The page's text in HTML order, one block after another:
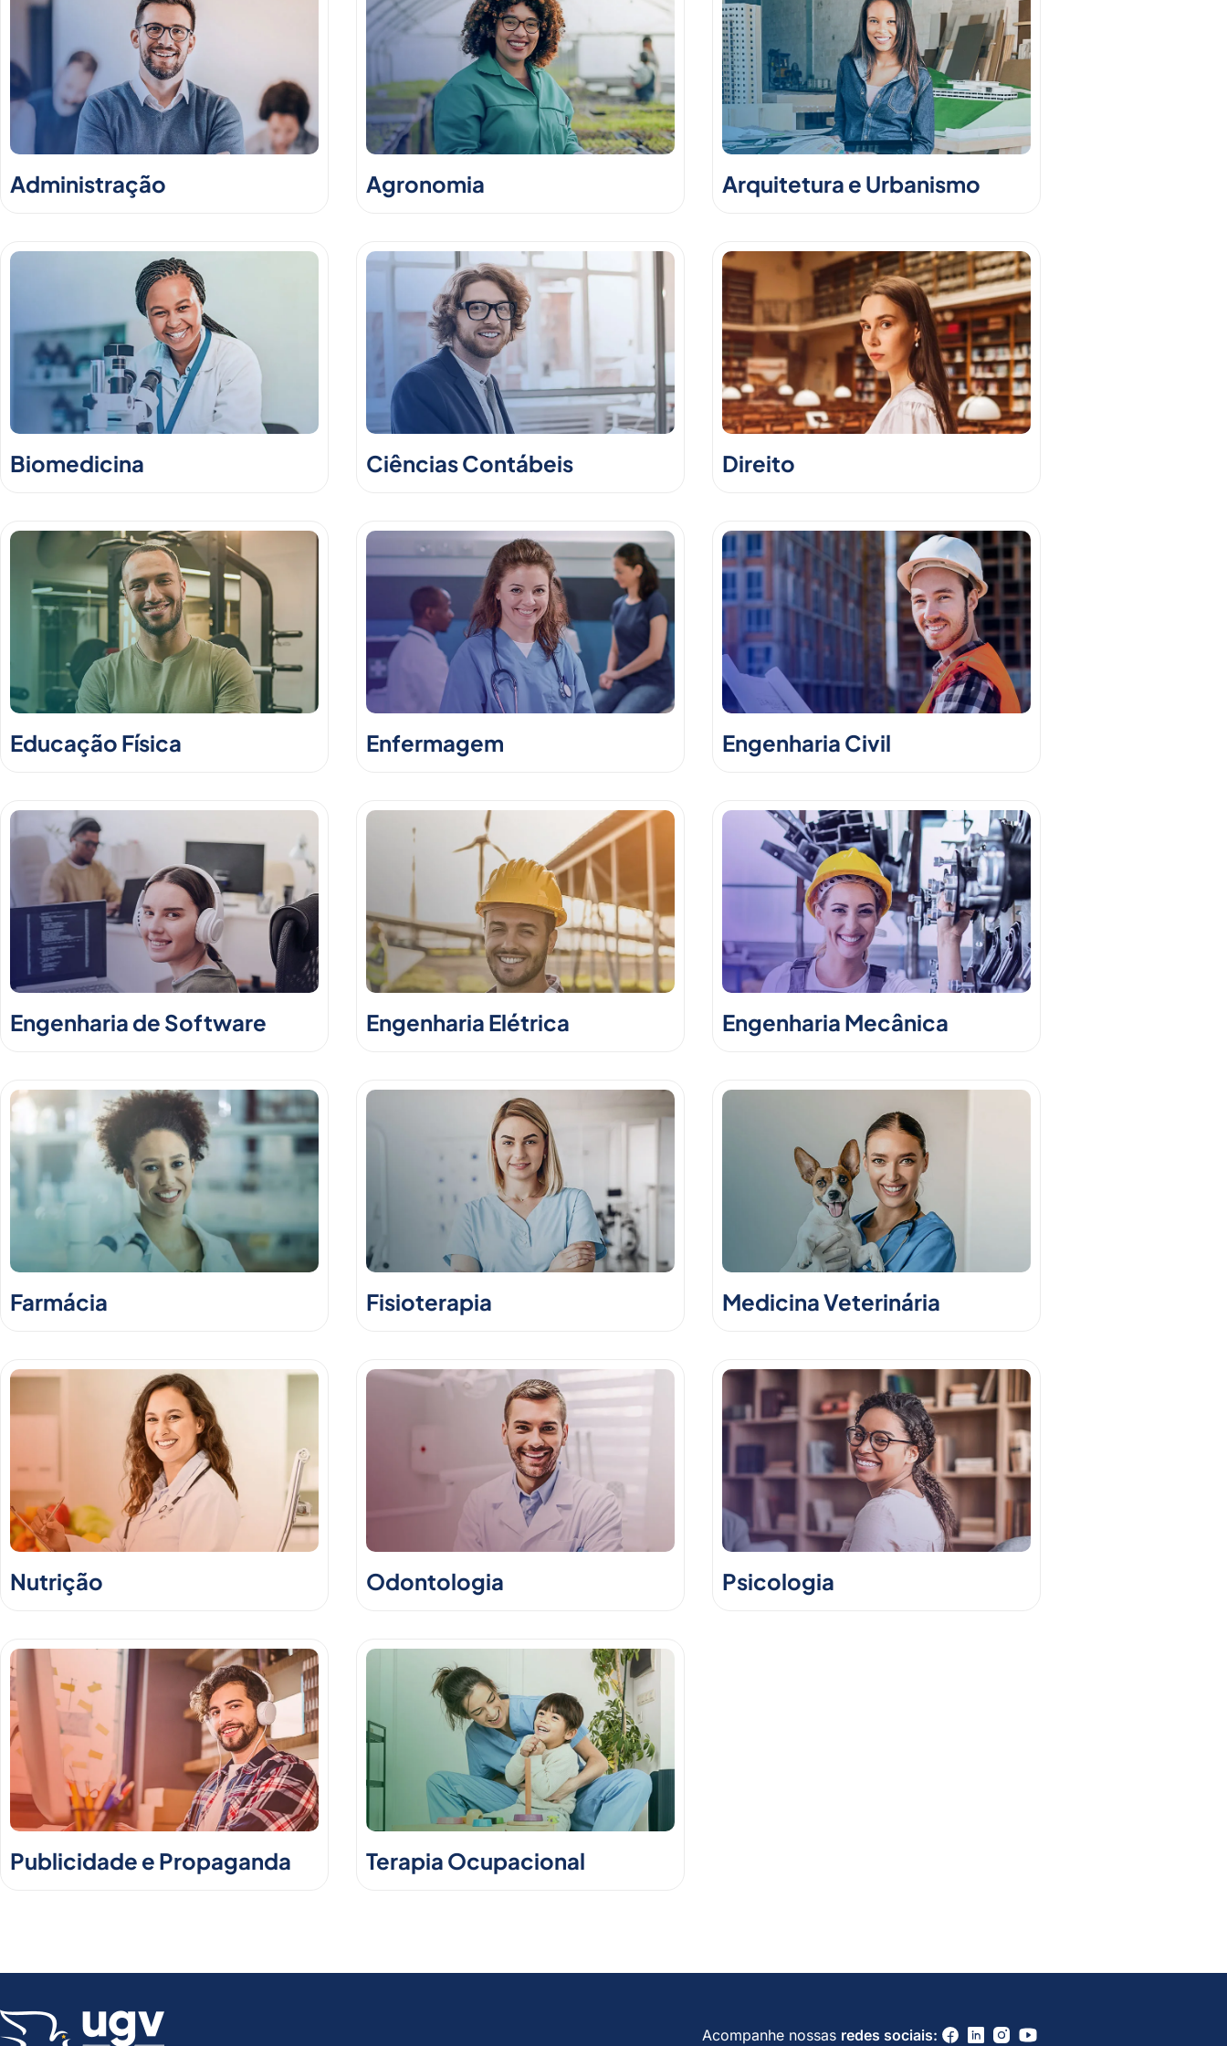
Administração Agronomia Arquitetura e Urbanismo
Biomedicina Ciências Contábeis Direito
Educação Física Enfermagem Engenharia Civil
Engenharia de Software Engenharia Elétrica Engenharia Mecânica
Farmácia Fisioterapia Medicina Veterinária
Nutrição Odontologia Psicologia
Publicidade e Propaganda Terapia Ocupacional
Acompanhe nossas redes sociais: